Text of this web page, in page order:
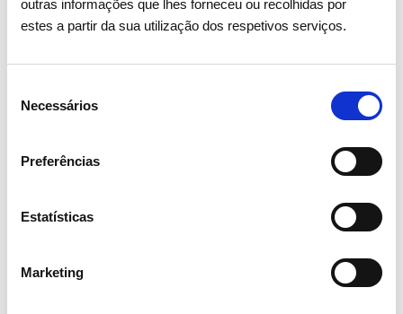
outras informações que lhes forneceu ou recolhidas por
estes a partir da sua utilização dos respetivos serviços.
Necessários
Preferências
Estatísticas
Marketing
de consumo de eletricidade no
verão
Eletricidade